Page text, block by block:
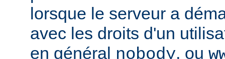
lorsque le serveur a
avec les droits d'un
en général nobody, ou